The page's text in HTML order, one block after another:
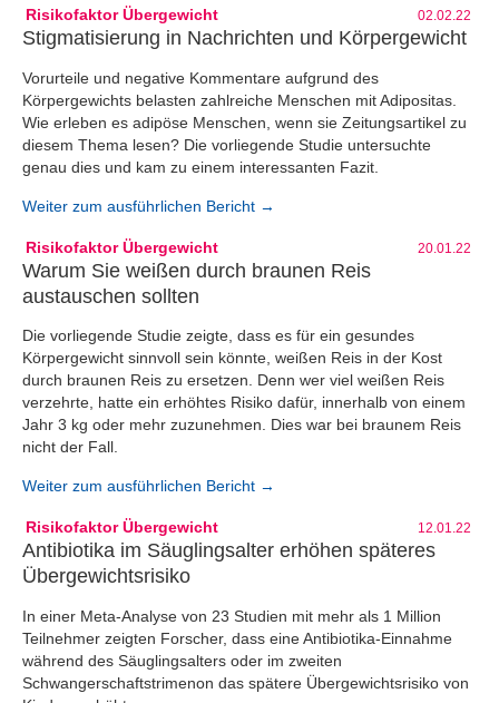
Risikofaktor Übergewicht 02.02.22
Stigmatisierung in Nachrichten und Körpergewicht
Vorurteile und negative Kommentare aufgrund des
Körpergewichts belasten zahlreiche Menschen mit Adipositas.
Wie erleben es adipöse Menschen, wenn sie Zeitungsartikel zu
diesem Thema lesen? Die vorliegende Studie untersuchte
genau dies und kam zu einem interessanten Fazit.
Weiter zum ausführlichen Bericht →
Risikofaktor Übergewicht 20.01.22
Warum Sie weißen durch braunen Reis
austauschen sollten
Die vorliegende Studie zeigte, dass es für ein gesundes
Körpergewicht sinnvoll sein könnte, weißen Reis in der Kost
durch braunen Reis zu ersetzen. Denn wer viel weißen Reis
verzehrte, hatte ein erhöhtes Risiko dafür, innerhalb von einem
Jahr 3 kg oder mehr zuzunehmen. Dies war bei braunem Reis
nicht der Fall.
Weiter zum ausführlichen Bericht →
Risikofaktor Übergewicht 12.01.22
Antibiotika im Säuglingsalter erhöhen späteres
Übergewichtsrisiko
In einer Meta-Analyse von 23 Studien mit mehr als 1 Million
Teilnehmer zeigten Forscher, dass eine Antibiotika-Einnahme
während des Säuglingsalters oder im zweiten
Schwangerschaftstrimenon das spätere Übergewichtsrisiko von